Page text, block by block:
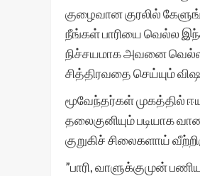
குழைவான குரலில்
நீங்கள் பாரியை வெல்ல
நிச்சயமாக அவனை வெல்ல
சித்திரவதை செய்யும்
மூவேந்தர்கள் முகத்தில்
தலைகுனியும் படியாக
குறுகிச் சிலைகளாய்
”பாரி, வாளுக்குமுன்